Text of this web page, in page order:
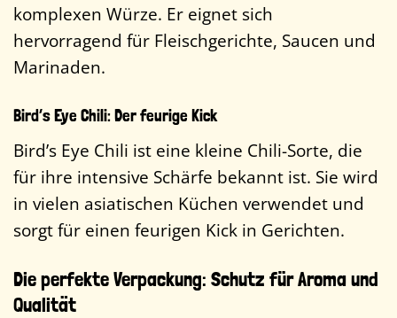
komplexen Würze. Er eignet sich
hervorragend für Fleischgerichte, Saucen und
Marinaden.
Bird’s Eye Chili: Der feurige Kick
Bird’s Eye Chili ist eine kleine Chili-Sorte, die
für ihre intensive Schärfe bekannt ist. Sie wird
in vielen asiatischen Küchen verwendet und
sorgt für einen feurigen Kick in Gerichten.
Die perfekte Verpackung: Schutz für Aroma und
Qualität